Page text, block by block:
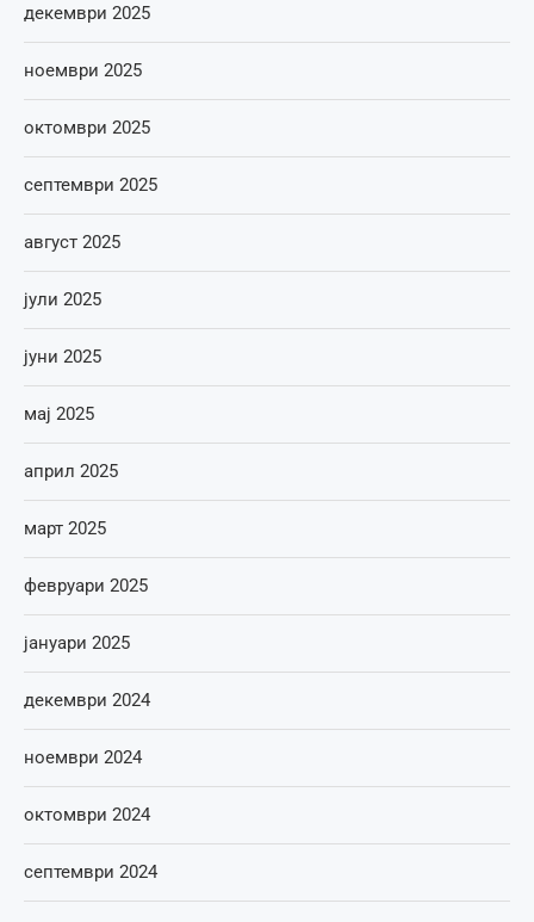
декември 2025
ноември 2025
октомври 2025
септември 2025
август 2025
јули 2025
јуни 2025
мај 2025
април 2025
март 2025
февруари 2025
јануари 2025
декември 2024
ноември 2024
октомври 2024
септември 2024